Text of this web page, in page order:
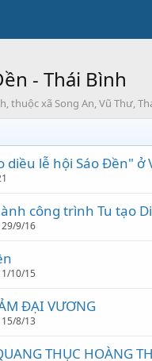
- Thái Bình
thuộc xã Song An, Vũ Thư,
diều lễ hội Sáo Đền" ở
công trình Tu tạo
29/9/16
1/10/15
ĐẠI VƯƠNG
15/8/13
THỤC HOÀNG